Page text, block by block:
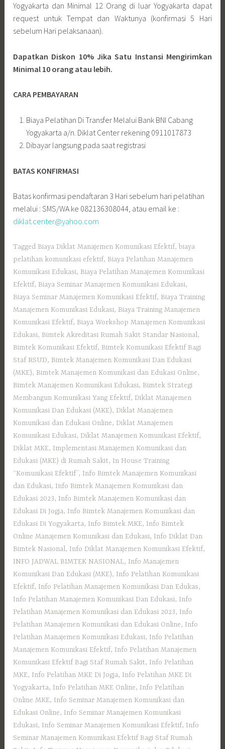
Yogyakarta dan Minimal 12 Orang di luar Yogyakarta dapat
request untuk Tempat dan Waktunya (konfirmasi 5 Hari
sebelum Hari pelaksanaan).
Dapatkan Diskon 10% Jika Satu Instansi Mengirimkan
Minimal 10 orang atau lebih.
CARA PEMBAYARAN
Biaya Pelatihan Di Transfer Melalui Bank BNI Cabang
Yogyakarta a/n. Diklat Center rekening 0911017873
Dibayar langsung pada saat registrasi
BATAS KONFIRMASI
Batas konfirmasi pendaftaran 3 Hari sebelum hari pelatihan
melalui : SMS/WA ke 082136308044, atau email ke :
diklat.center@yahoo.com
Tagged Biaya Diklat Manajemen Komunikasi Efektif, biaya
pelatihan komunikasi efektif, Biaya Pelatihan Manajemen
Komunikasi Edukasi, Biaya Pelatihan Manajemen Komunikasi
Efektif, Biaya Seminar Manajemen Komunikasi Edukasi,
Biaya Seminar Manajemen Komunikasi Efektif, Biaya Training
Manajemen Komunikasi Edukasi, Biaya Training Manajemen
Komunikasi Efektif, Biaya Workshop Manajemen Komunikasi
Edukasi, Bimtek Akreditasi Rumah Sakit Standar Nasional,
Bimtek Komunikasi Efektif, Bimtek Komunikasi Efektif Bagi
Staf RSUD, Bimtek Manajemen Komunikasi Dan Edukasi
(MKE), Bimtek Manajemen Komunikasi dan Edukasi Online,
Bimtek Manajemen Komunikasi Edukasi, Bimtek Strategi
Membangun Komunikasi Yang Efektif,Diklat Manajemen
Komunikasi Dan Edukasi (MKE),Diklat Manajemen
Komunikasi dan Edukasi Online,Diklat Manajemen
Komunikasi Edukasi,Diklat Manajemen Komunikasi Efektif,
Diklat MKE, Implementasi Manajemen Komunikasi dan
Edukasi (MKE) di Rumah Sakit, In House Training
“Komunikasi Efektif”, Info Bimtek Manajemen Komunikasi
dan Edukasi, Info Bimtek Manajemen Komunikasi dan
Edukasi 2023, Info Bimtek Manajemen Komunikasi dan
Edukasi Di Jogja, Info Bimtek Manajemen Komunikasi dan
Edukasi Di Yogyakarta, Info Bimtek MKE, Info Bimtek
Online Manajemen Komunikasi dan Edukasi, Info Diklat Dan
Bimtek Nasional, Info Diklat Manajemen Komunikasi Efektif,
INFO JADWAL BIMTEK NASIONAL, Info Manajemen
Komunikasi Dan Edukasi (MKE), Info Pelatihan Komunikasi
Efektif, Info Pelatihan Manajemen Komunikasi Dan Edukas,
Info Pelatihan Manajemen Komunikasi Dan Edukasi, Info
Pelatihan Manajemen Komunikasi dan Edukasi 2023, Info
Pelatihan Manajemen Komunikasi dan Edukasi Online, Info
Pelatihan Manajemen Komunikasi Edukasi, Info Pelatihan
Manajemen Komunikasi Efektif, Info Pelatihan Manajemen
Komunikasi Efektif Bagi Staf Rumah Sakit, Info Pelatihan
MKE, Info Pelatihan MKE Di Jogja, Info Pelatihan MKE Di
Yogyakarta, Info Pelatihan MKE Online, Info Pelatihan
Online MKE, Info Seminar Manajemen Komunikasi dan
Edukasi Online, Info Seminar Manajemen Komunikasi
Edukasi, Info Seminar Manajemen Komunikasi Efektif, Info
Seminar Manajemen Komunikasi Efektif Bagi Staf Rumah